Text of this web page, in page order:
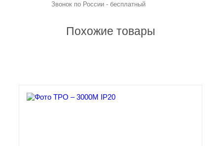
Звонок по России - бесплатный
Похожие товары